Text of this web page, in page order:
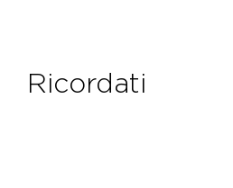
ricordati